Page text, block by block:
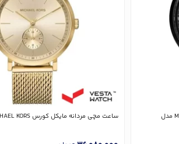
ساعت مچی مردانه مایکل کورس MICHAEL KORS مدل
ساعت مچی مردانه مایکل کورس MICHAEL KORS مدل MK8741